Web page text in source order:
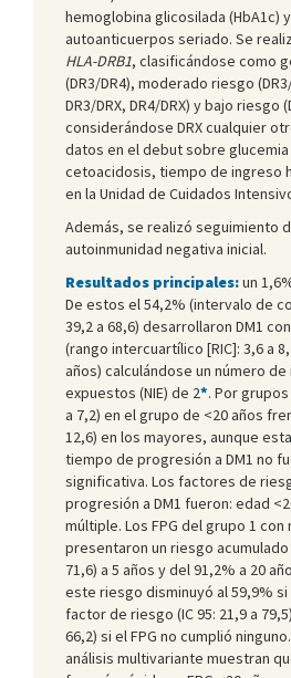
hemoglobina glicosilada (HbA1c)
autoanticuerpos seriado. Se
HLA-DRB1, clasificándose como
(DR3/DR4), moderado riesgo
DR3/DRX, DR4/DRX) y bajo riesgo
considerándose DRX cualquier
datos en el debut sobre
cetoacidosis, tiempo de ingreso
en la Unidad de Cuidados
Además, se realizó seguimiento
autoinmunidad negativa inicial.
Resultados principales:un
De estos el 54,2% (intervalo de
39,2 a 68,6) desarrollaron DM1
(rango intercuartílico [RIC]: 3,6 a
años) calculándose un número
expuestos (NIE) de 2*. Por grupos
a 7,2) en el grupo de <20 años
12,6) en los mayores, aunque
tiempo de progresión a DM1 no
significativa. Los factores de
progresión a DM1 fueron: edad
múltiple. Los FPG del grupo 1 con
presentaron un riesgo acumulado
71,6) a 5 años y del 91,2% a 20
este riesgo disminuyó al 59,9% si
factor de riesgo (IC 95: 21,9 a
66,2) si el FPG no cumplió
análisis multivariante muestran